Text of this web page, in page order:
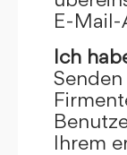
E-Mail-
Ich
Ihrem